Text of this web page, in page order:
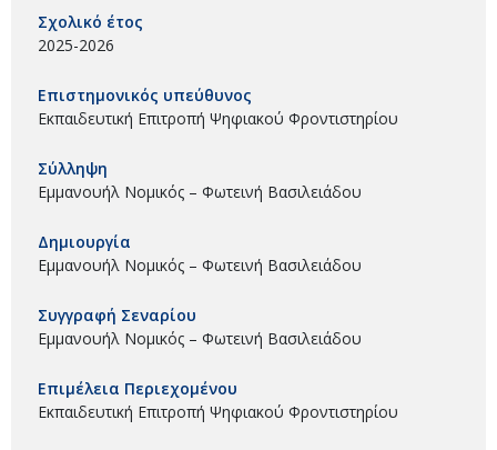
Σχολικό έτος
2025-2026
Επιστημονικός υπεύθυνος
Εκπαιδευτική Επιτροπή Ψηφιακού Φροντιστηρίου
Σύλληψη
Εμμανουήλ Νομικός – Φωτεινή Βασιλειάδου
Δημιουργία
Εμμανουήλ Νομικός – Φωτεινή Βασιλειάδου
Συγγραφή Σεναρίου
Εμμανουήλ Νομικός – Φωτεινή Βασιλειάδου
Επιμέλεια Περιεχομένου
Εκπαιδευτική Επιτροπή Ψηφιακού Φροντιστηρίου